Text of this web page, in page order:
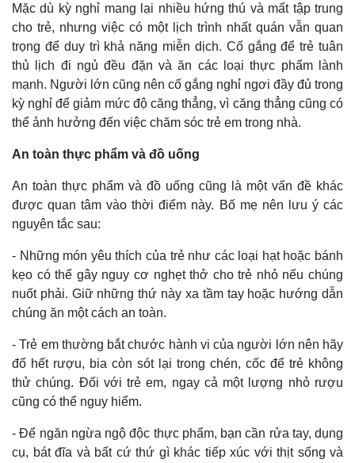
Mặc dù kỳ nghỉ mang lại nhiều hứng thú và mất tập trung
cho trẻ, nhưng việc có một lịch trình nhất quán vẫn quan
trọng để duy trì khả năng miễn dịch. Cố gắng để trẻ tuân
thủ lịch đi ngủ đều đặn và ăn các loại thực phẩm lành
mạnh. Người lớn cũng nên cố gắng nghỉ ngơi đầy đủ trong
kỳ nghỉ để giảm mức độ căng thẳng, vì căng thẳng cũng có
thể ảnh hưởng đến việc chăm sóc trẻ em trong nhà.
An toàn thực phẩm và đồ uống
An toàn thực phẩm và đồ uống cũng là một vấn đề khác
được quan tâm vào thời điểm này. Bố mẹ nên lưu ý các
nguyên tắc sau:
- Những món yêu thích của trẻ như các loại hạt hoặc bánh
kẹo có thể gây nguy cơ nghẹt thở cho trẻ nhỏ nếu chúng
nuốt phải. Giữ những thứ này xa tầm tay hoặc hướng dẫn
chúng ăn một cách an toàn.
- Trẻ em thường bắt chước hành vi của người lớn nên hãy
đổ hết rượu, bia còn sót lại trong chén, cốc để trẻ không
thử chúng. Đối với trẻ em, ngay cả một lượng nhỏ rượu
cũng có thể nguy hiểm.
- Để ngăn ngừa ngộ độc thực phẩm, bạn cần rửa tay, dụng
cụ, bát đĩa và bất cứ thứ gì khác tiếp xúc với thịt sống và